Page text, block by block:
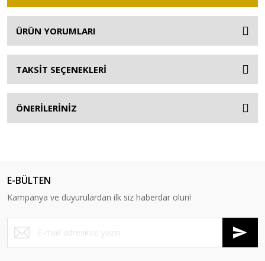
ÜRÜN YORUMLARI
TAKSİT SEÇENEKLERİ
ÖNERİLERİNİZ
E-BÜLTEN
Kampanya ve duyurulardan ilk siz haberdar olun!